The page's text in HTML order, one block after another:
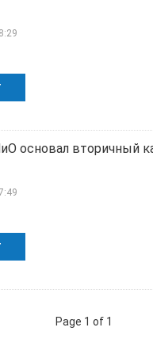
основал вторичный
Page 1 of 1